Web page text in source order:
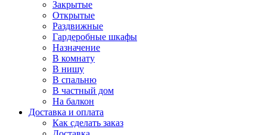
Закрытые
Открытые
Раздвижные
Гардеробные шкафы
Назначение
В комнату
В нишу
В спальню
В частный дом
На балкон
Доставка и оплата
Как сделать заказ